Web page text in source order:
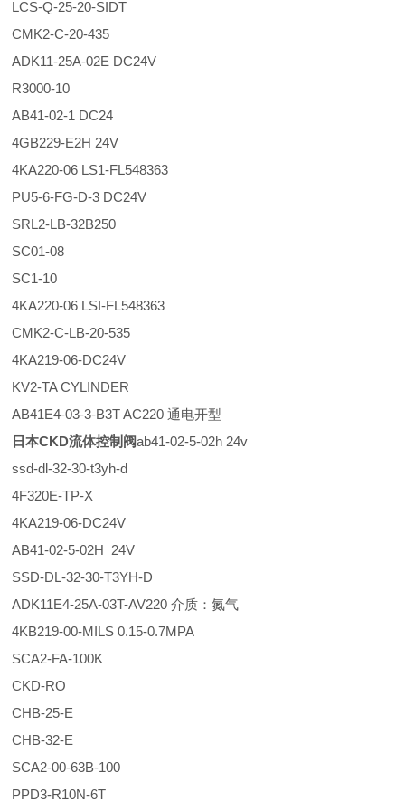
LCS-Q-25-20-SIDT
CMK2-C-20-435
ADK11-25A-02E DC24V
R3000-10
AB41-02-1 DC24
4GB229-E2H 24V
4KA220-06 LS1-FL548363
PU5-6-FG-D-3 DC24V
SRL2-LB-32B250
SC01-08
SC1-10
4KA220-06 LSI-FL548363
CMK2-C-LB-20-535
4KA219-06-DC24V
KV2-TA CYLINDER
AB41E4-03-3-B3T AC220 通电开型
日本CKD流体控制阀ab41-02-5-02h 24v
ssd-dl-32-30-t3yh-d
4F320E-TP-X
4KA219-06-DC24V
AB41-02-5-02H 24V
SSD-DL-32-30-T3YH-D
ADK11E4-25A-03T-AV220 介质：氮气
4KB219-00-MILS 0.15-0.7MPA
SCA2-FA-100K
CKD-RO
CHB-25-E
CHB-32-E
SCA2-00-63B-100
PPD3-R10N-6T